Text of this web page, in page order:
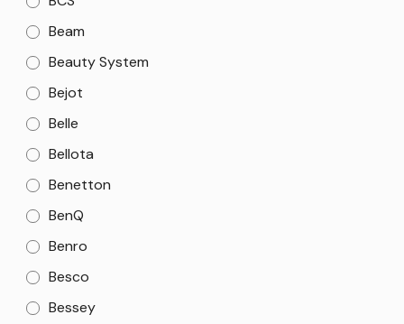
Beam
Beauty System
Bejot
Belle
Bellota
Benetton
BenQ
Benro
Besco
Bessey